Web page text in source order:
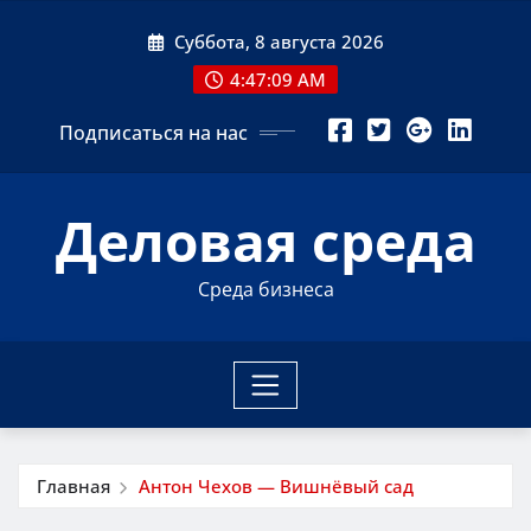
Суббота, 8 августа 2026
4:47:10 AM
Подписаться на нас
Деловая среда
Среда бизнеса
Главная Антон Чехов — Вишнёвый сад